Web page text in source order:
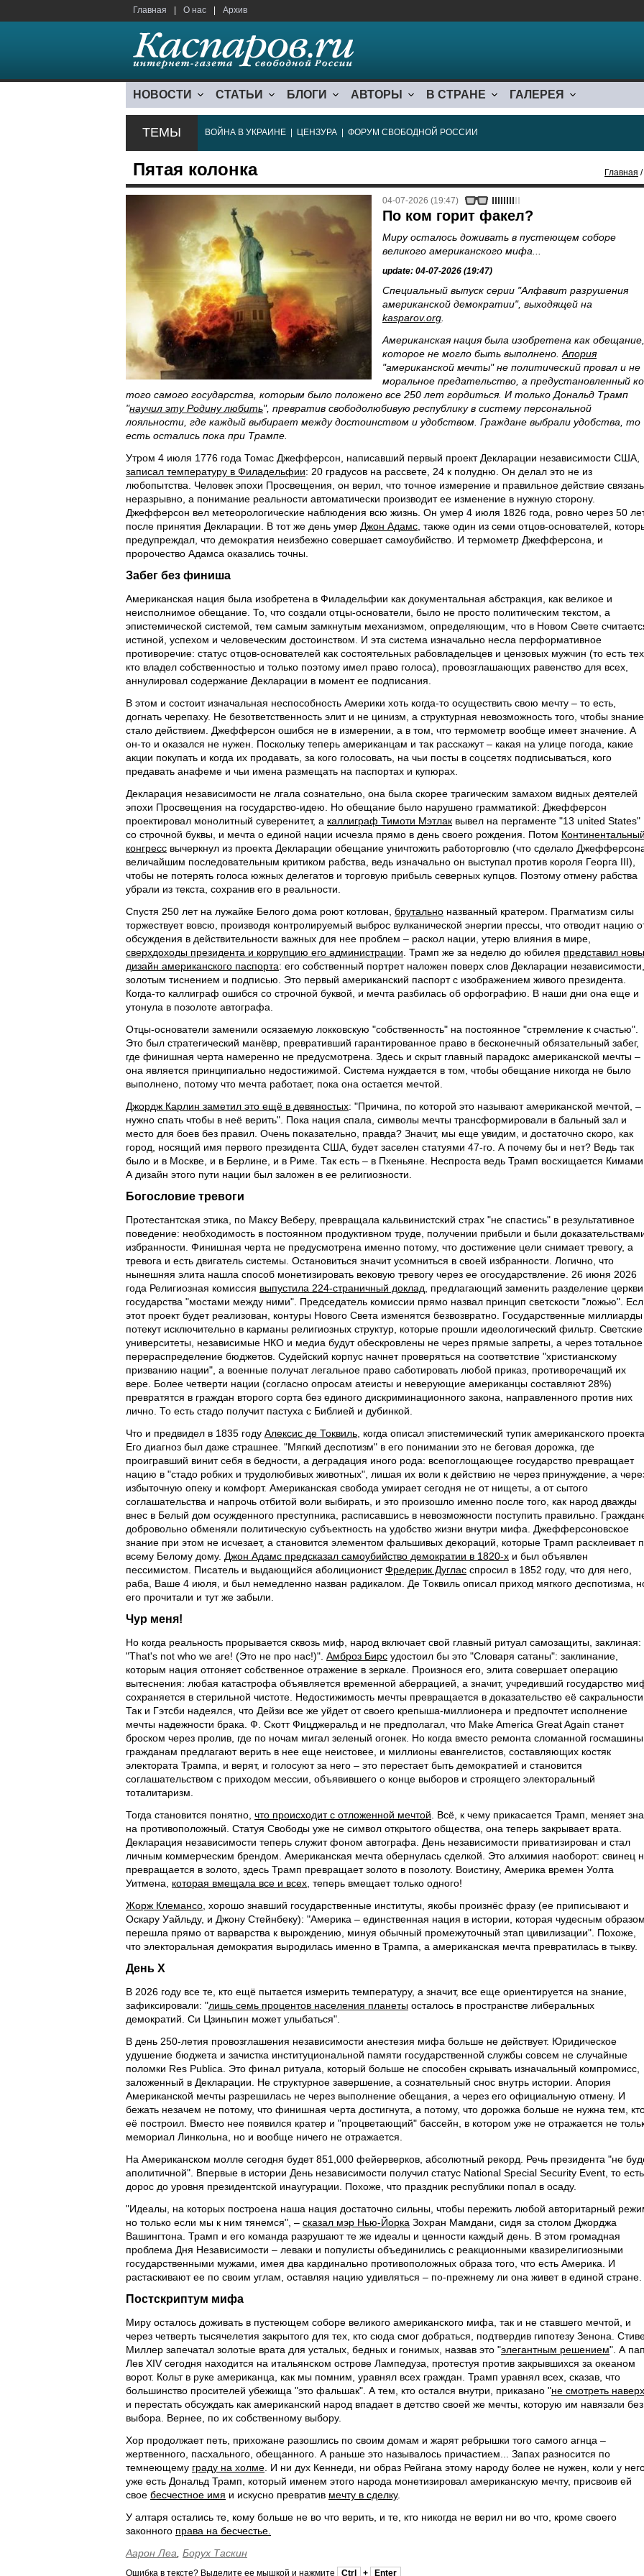
Главная О нас Архив
НОВОСТИ СТАТЬИ БЛОГИ АВТОРЫ В СТРАНЕ ГАЛЕРЕЯ
ТЕМЫ ВОЙНА В УКРАИНЕ ЦЕНЗУРА ФОРУМ СВОБОДНОЙ РОССИИ
Пятая колонка Главная
04-07-2026 (19:47)
По ком горит факел?
Миру осталось доживать в пустеющем соборе
великого американского мифа...
update: 04-07-2026 (19:47)
Специальный выпуск серии "Алфавит разрушения
американской демократии", выходящей на
kasparov.org
Американская нация была изобретена как обещание,
которое не могло быть выполнено. Апория
"американской мечты" не политический провал и не
моральное предательство, а предустановленный
того самого государства, которым было положено все 250 лет гордиться. И только Дональд Трамп
"научил эту Родину любить", превратив свободолюбивую республику в систему персональной
лояльности, где каждый выбирает между достоинством и удобством. Граждане выбрали удобства, то
есть остались пока при Трампе.
Утром 4 июля 1776 года Томас Джефферсон, написавший первый проект Декларации независимости США,
записал температуру в Филадельфии: 20 градусов на рассвете, 24 к полудню. Он делал это не из
любопытства. Человек эпохи Просвещения, он верил, что точное измерение и правильное действие
неразрывно, а понимание реальности автоматически производит ее изменение в нужную сторону.
Джефферсон вел метеорологические наблюдения всю жизнь. Он умер 4 июля 1826 года, ровно через 50
после принятия Декларации. В тот же день умер Джон Адамс , также один из семи отцов-основателей,
предупреждал, что демократия неизбежно совершает самоубийство. И термометр Джефферсона, и
пророчество Адамса оказались точны.
Забег без финиша
Американская нация была изобретена в Филадельфии как документальная абстракция, как великое и
неисполнимое обещание. То, что создали отцы-основатели, было не просто политическим текстом, а
эпистемической системой, тем самым замкнутым механизмом, определяющим, что в Новом Свете
истиной, успехом и человеческим достоинством. И эта система изначально несла перформативное
противоречие: статус отцов-основателей как состоятельных рабовладельцев и цензовых мужчин (то есть тех,
кто владел собственностью и только поэтому имел право голоса), провозглашающих равенство для всех,
аннулировал содержание Декларации в момент ее подписания.
В этом и состоит изначальная неспособность Америки хоть когда-то осуществить свою мечту – то есть,
догнать черепаху. Не безответственность элит и не цинизм, а структурная невозможность того, чтобы знание
стало действием. Джефферсон ошибся не в измерении, а в том, что термометр вообще имеет значение. А
он-то и оказался не нужен. Поскольку теперь американцам и так расскажут – какая на улице погода, какие
акции покупать и когда их продавать, за кого голосовать, на чьи посты в соцсетях подписываться, кого
предавать анафеме и чьи имена размещать на паспортах и купюрах.
Декларация независимости не лгала сознательно, она была скорее трагическим замахом видных деятелей
эпохи Просвещения на государство-идею. Но обещание было нарушено грамматикой: Джефферсон
проектировал монолитный суверенитет, а каллиграф Тимоти Мэтлак вывел на пергаменте "13 united States"
со строчной буквы, и мечта о единой нации исчезла прямо в день своего рождения. Потом Континентальный
конгресс вычеркнул из проекта Декларации обещание уничтожить работорговлю (что сделало
величайшим последовательным критиком рабства, ведь изначально он выступал против короля Георга III),
чтобы не потерять голоса южных делегатов и торговую прибыль северных купцов. Поэтому отмену рабства
убрали из текста, сохранив его в реальности.
Спустя 250 лет на лужайке Белого дома роют котлован, брутально названный кратером. Прагматизм силы
торжествует вовсю, производя контролируемый выброс вулканической энергии прессы, что отводит нацию
обсуждения в действительности важных для нее проблем – раскол нации, утерю влияния в мире,
сверхдоходы президента и коррупцию его администрации . Трамп же за неделю до юбилея представил
дизайн американского паспорта: его собственный портрет наложен поверх слов Декларации
золотым тиснением и подписью. Это первый американский паспорт с изображением живого президента.
Когда-то каллиграф ошибся со строчной буквой, и мечта разбилась об орфографию. В наши дни она еще и
утонула в позолоте автографа.
Отцы-основатели заменили осязаемую локковскую "собственность" на постоянное "стремление к счастью".
Это был стратегический манёвр, превративший гарантированное право в бесконечный обязательный забег,
где финишная черта намеренно не предусмотрена. Здесь и скрыт главный парадокс американской мечты –
она является принципиально недостижимой. Система нуждается в том, чтобы обещание никогда не было
выполнено, потому что мечта работает, пока она остается мечтой.
Джордж Карлин заметил это ещё в девяностых: "Причина, по которой это называют американской мечтой, –
нужно спать чтобы в неё верить". Пока нация спала, символы мечты трансформировали в бальный зал и
место для боев без правил. Очень показательно, правда? Значит, мы еще увидим, и достаточно скоро, как
город, носящий имя первого президента США, будет заселен статуями 47-го. А почему бы и нет? Ведь так
было и в Москве, и в Берлине, и в Риме. Так есть – в Пхеньяне. Неспроста ведь Трамп восхищается
А дизайн этого пути нации был заложен в ее религиозности.
Богословие тревоги
Протестантская этика, по Максу Веберу, превращала кальвинистский страх "не спастись" в результативное
поведение: необходимость в постоянном продуктивном труде, получении прибыли и были
избранности. Финишная черта не предусмотрена именно потому, что достижение цели снимает тревогу, а
тревога и есть двигатель системы. Остановиться значит усомниться в своей избранности. Логично, что
нынешняя элита нашла способ монетизировать вековую тревогу через ее огосударствление. 26 июня 2026
года Религиозная комиссия выпустила 224-страничный доклад , предлагающий заменить разделение
государства "мостами между ними". Председатель комиссии прямо назвал принцип светскости "ложью".
этот проект будет реализован, контуры Нового Света изменятся безвозвратно. Государственные миллиарды
потекут исключительно в карманы религиозных структур, которые прошли идеологический фильтр. Светские
университеты, независимые НКО и медиа будут обескровлены не через прямые запреты, а через тотальное
перераспределение бюджетов. Судейский корпус начнет проверяться на соответствие "христианскому
призванию нации", а военные получат легальное право саботировать любой приказ, противоречащий их
вере. Более четверти нации (согласно опросам атеисты и неверующие американцы составляют 28%)
превратятся в граждан второго сорта без единого дискриминационного закона, направленного против них
лично. То есть стадо получит пастуха с Библией и дубинкой.
Что и предвидел в 1835 году Алексис де Токвиль , когда описал эпистемический тупик американского проекта.
Его диагноз был даже страшнее. "Мягкий деспотизм" в его понимании это не беговая дорожка, где
проигравший винит себя в бедности, а деградация иного рода: всепоглощающее государство превращает
нацию в "стадо робких и трудолюбивых животных", лишая их воли к действию не через принуждение, а
избыточную опеку и комфорт. Американская свобода умирает сегодня не от нищеты, а от сытого
соглашательства и напрочь отбитой воли выбирать, и это произошло именно после того, как народ дважды
внес в Белый дом осужденного преступника, расписавшись в невозможности поступить правильно.
добровольно обменяли политическую субъектность на удобство жизни внутри мифа. Джефферсоновское
знание при этом не исчезает, а становится элементом фальшивых декораций, которые Трамп расклеивает
всему Белому дому. Джон Адамс предсказал самоубийство демократии в 1820-х и был объявлен
пессимистом. Писатель и выдающийся аболиционистФредерик Дуглас спросил в 1852 году, что для него,
раба, Ваше 4 июля, и был немедленно назван радикалом. Де Токвиль описал приход мягкого деспотизма,
его прочитали и тут же забыли.
Чур меня!
Но когда реальность прорывается сквозь миф, народ включает свой главный ритуал самозащиты, заклиная:
"That's not who we are! (Это не про нас!)". Амброз Бирс удостоил бы это "Словаря сатаны": заклинание,
которым нация отгоняет собственное отражение в зеркале. Произнося его, элита совершает операцию
вытеснения: любая катастрофа объявляется временной аберрацией, а значит, учредивший государство
сохраняется в стерильной чистоте. Недостижимость мечты превращается в доказательство её сакральности.
Так и Гэтсби надеялся, что Дейзи все же уйдет от своего крепыша-миллионера и предпочтет исполнение
мечты надежности брака. Ф. Скотт Фицджеральд и не предполагал, что Make America Great Again станет
броском через пролив, где по ночам мигал зеленый огонек. Но когда вместо ремонта сломанной госмашины
гражданам предлагают верить в нее еще неистовее, и миллионы евангелистов, составляющих костяк
электората Трампа, и верят, и голосуют за него – это перестает быть демократией и становится
соглашательством с приходом мессии, объявившего о конце выборов и строящего электоральный
тоталитаризм.
Тогда становится понятно, что происходит с отложенной мечтой . Всё, к чему прикасается Трамп, меняет
на противоположный. Статуя Свободы уже не символ открытого общества, она теперь закрывает врата.
Декларация независимости теперь служит фоном автографа. День независимости приватизирован и стал
личным коммерческим брендом. Американская мечта обернулась сделкой. Это алхимия наоборот: свинец
превращается в золото, здесь Трамп превращает золото в позолоту. Воистину, Америка времен Уолта
Уитмена, которая вмещала все и всех , теперь вмещает только одного!
Жорж Клемансо , хорошо знавший государственные институты, якобы произнёс фразу (ее приписывают и
Оскару Уайльду, и Джону Стейнбеку): "Америка – единственная нация в истории, которая чудесным образом
перешла прямо от варварства к вырождению, минуя обычный промежуточный этап цивилизации". Похоже,
что электоральная демократия выродилась именно в Трампа, а американская мечта превратилась в тыкву.
День Х
В 2026 году все те, кто ещё пытается измерить температуру, а значит, все еще ориентируется на знание,
зафиксировали: "лишь семь процентов населения планеты осталось в пространстве либеральных
демократий. Си Цзиньпин может улыбаться".
В день 250-летия провозглашения независимости анестезия мифа больше не действует. Юридическое
удушение бюджета и зачистка институциональной памяти государственной службы совсем не случайные
поломки Res Publica. Это финал ритуала, который больше не способен скрывать изначальный компромисс,
заложенный в Декларации. Не структурное завершение, а сознательный снос внутрь истории. Апория
Американской мечты разрешилась не через выполнение обещания, а через его официальную отмену. И
бежать незачем не потому, что финишная черта достигнута, а потому, что дорожка больше не нужна тем,
её построил. Вместо нее появился кратер и "процветающий" бассейн, в котором уже не отражается не
мемориал Линкольна, но и вообще ничего не отражается.
На Американском молле сегодня будет 851,000 фейерверков, абсолютный рекорд. Речь президента "не
аполитичной". Впервые в истории День независимости получил статус National Special Security Event, то есть
дорос до уровня президентской инаугурации. Похоже, что праздник республики попал в осаду.
"Идеалы, на которых построена наша нация достаточно сильны, чтобы пережить любой авторитарный
но только если мы к ним тянемся", – сказал мэр Нью-Йорка Зохран Мамдани, сидя за столом Джорджа
Вашингтона. Трамп и его команда разрушают те же идеалы и ценности каждый день. В этом громадная
проблема Дня Независимости – леваки и популисты объединились с реакционными квазирелигиозными
государственными мужами, имея два кардинально противоположных образа того, что есть Америка. И
растаскивают ее по своим углам, оставляя нацию удивляться – по-прежнему ли она живет в единой стране.
Постскриптум мифа
Миру осталось доживать в пустеющем соборе великого американского мифа, так и не ставшего мечтой, и
через четверть тысячелетия закрытого для тех, кто сюда смог добраться, подтвердив гипотезу Зенона.
Миллер запечатал золотые врата для усталых, бедных и гонимых, назвав это "элегантным решением". А
Лев XIV сегодня находится на итальянском острове Лампедуза, протестуя против закрывшихся за океаном
ворот. Кольт в руке американца, как мы помним, уравнял всех граждан. Трамп уравнял всех, сказав, что
большинство просителей убежища "это фальшак". А тем, кто остался внутри, приказано "не смотреть наверх
и перестать обсуждать как американский народ впадает в детство своей же мечты, которую им навязали без
выбора. Вернее, по их собственному выбору.
Хор продолжает петь, прихожане разошлись по своим домам и жарят ребрышки того самого агнца –
жертвенного, пасхального, обещанного. А раньше это называлось причастием... Запах разносится по
темнеющему граду на холме . И ни дух Кеннеди, ни образ Рейгана этому народу более не нужен, коли у
уже есть Дональд Трамп, который именем этого народа монетизировал американскую мечту, присвоив ей
свое бесчестное имя и искусно превратив мечту в сделку.
У алтаря остались те, кому больше не во что верить, и те, кто никогда не верил ни во что, кроме своего
законного права на бесчестье.
Аарон Леа Борух Таскин
Ошибка в тексте? Выделите ее мышкой и нажмите Ctrl + Enter